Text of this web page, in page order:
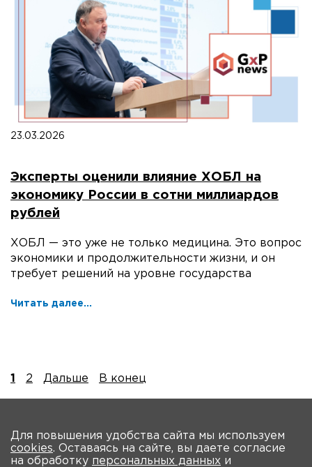
23.03.2026
Эксперты оценили влияние ХОБЛ на
экономику России в сотни миллиардов
рублей
ХОБЛ — это уже не только медицина. Это вопрос
экономики и продолжительности жизни, и он
требует решений на уровне государства
Читать далее...
1 2 Дальше В конец
Для повышения удобства сайта мы используем
cookies. Оставаясь на сайте, вы даете согласие
на обработку персональных данных и